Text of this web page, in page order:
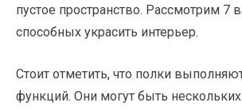
пустое пространство. Рассмотрим 7
способных украсить интерьер.
Стоит отметить, что полки
функций. Они могут быть